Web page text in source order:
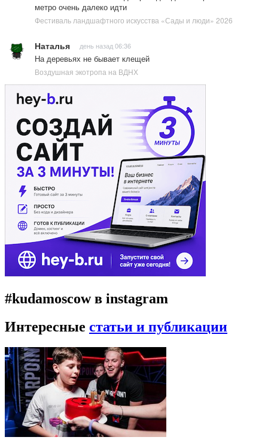
метро очень далеко идти
Фестиваль ландшафтного искусства «Сады и люди» 2026
Наталья день назад 06:36
На деревьях не бывает клещей
Воздушная экотропа на ВДНХ
#kudamoscow в instagram
Интересные статьи и публикации